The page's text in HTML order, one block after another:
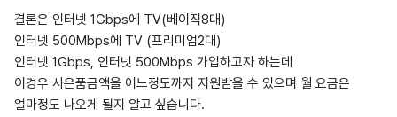
결론은 인터넷 1Gbps에 TV(베이직8대)
인터넷 500Mbps에 TV (프리미엄2대)
인터넷 1Gbps, 인터넷 500Mbps 가입하고자 하는데
이경우 사은품금액을 어느정도까지 지원받을 수 있으며 월 요금은
얼마정도 나오게 될지 알고 싶습니다.